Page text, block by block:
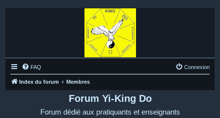
FAQ Connexion
Index du forum Membres
Forum Yi-King Do
Forum dédié aux pratiquants et enseignants